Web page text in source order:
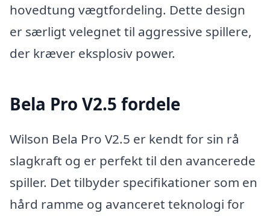
hovedtung vægtfordeling. Dette design
er særligt velegnet til aggressive spillere,
der kræver eksplosiv power.
Bela Pro V2.5 fordele
Wilson Bela Pro V2.5 er kendt for sin rå
slagkraft og er perfekt til den avancerede
spiller. Det tilbyder specifikationer som en
hård ramme og avanceret teknologi for